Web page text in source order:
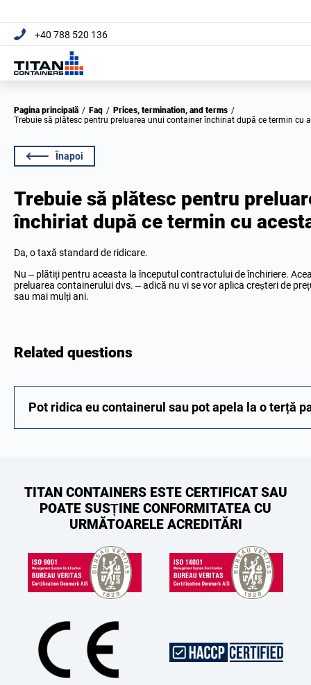
+40 788 520 136
Pagina principală / Faq / Prices, termination, and terms /
Trebuie să plătesc pentru preluarea unui container închiriat după ce termin cu
Înapoi
Trebuie să plătesc pentru
închiriat după ce termin cu
Da, o taxă standard de ridicare.
Nu – plătiți pentru aceasta la începutul contractului de închiriere.
preluarea containerului dvs. – adică nu vi se vor aplica creșteri de
sau mai mulți ani.
Related questions
Pot ridica eu containerul sau pot apela la o terță
TITAN CONTAINERS ESTE CERTIFICAT SAU
POATE SUSȚINE CONFORMITATEA CU
URMĂTOARELE ACREDITĂRI